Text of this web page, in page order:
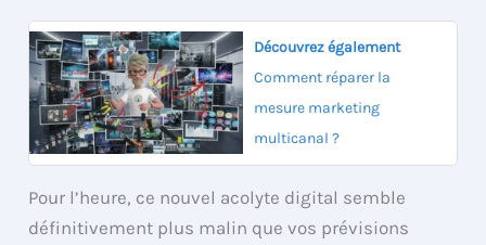
Découvrez également
Comment réparer la
mesure marketing
multicanal ?
Pour l’heure, ce nouvel acolyte digital semble
définitivement plus malin que vos prévisions